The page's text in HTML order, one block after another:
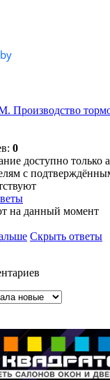
Производство
0
доступно только
с
на данный момент
Скрыть ответы